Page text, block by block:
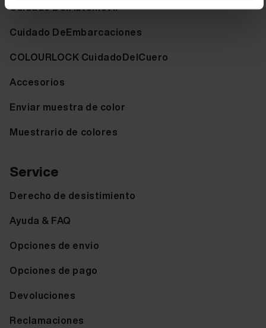
Cuidado DelAutomóvil
Cuidado DeEmbarcaciones
COLOURLOCK CuidadoDelCuero
Accesorios
Enviar muestra de color
Muestrario de colores
Service
Derecho de desistimiento
Ayuda & FAQ
Opciones de envio
Opciones de pago
Devoluciones
Reclamaciones